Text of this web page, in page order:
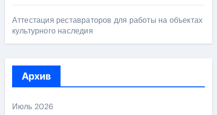
Аттестация реставраторов для работы на объектах
культурного наследия
Архив
Июль 2026